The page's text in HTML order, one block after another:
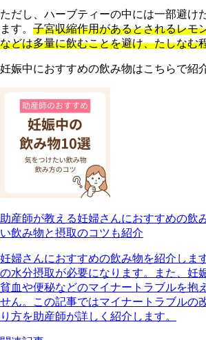
ただし、ハーブティーの中には一部避け
ます。 子宮収縮作用があるとされるレモ
などは多量に飲むことを避け、たしなむ
妊娠中におすすめの飲み物はこちらで紹
助産師が教える妊婦さんにおすすめの飲
い飲み物と摂取のコツも紹介
妊婦さんにおすすめの飲み物を紹介しま
の水分摂取が必要になります。また、妊
貧血や便秘などのマイナートラブルを抱
せん。この記事ではマイナートラブルの
り方を助産師が詳しく紹介します。